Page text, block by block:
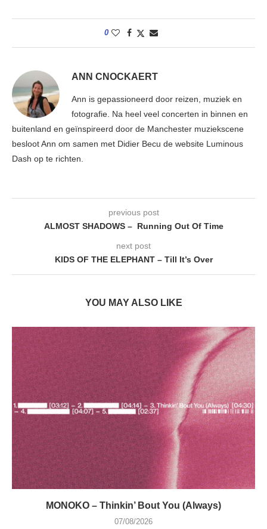
0
ANN CNOCKAERT
Ann is gepassioneerd door reizen, muziek en
fotografie. Na heel veel concerten in binnen en
buitenland en geïnspireerd door de Manchester muziekscene
besloot Ann om samen met Didier Becu de website Luminous
Dash op te richten.
previous post
ALMOST SHADOWS – Running Out Of Time
next post
KIDS OF THE ELEPHANT – Till It’s Over
YOU MAY ALSO LIKE
MONOKO – Thinkin’ Bout You (Always)
07/08/2026